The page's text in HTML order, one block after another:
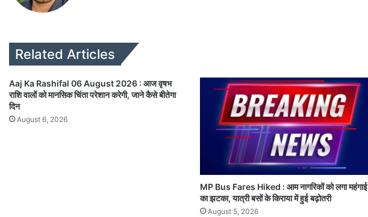
Related Articles
Aaj Ka Rashifal 06 August 2026 : आज वृषभ
राशि वालों को मानसिक चिंता परेशान करेगी, जाने कैसे बीतेगा
दिन
August 6, 2026
MP Bus Fares Hiked : आम नागरिकों को लगा महंगाई
का झटका, यात्री बसों के किराया में हुई बढ़ोतरी
August 5, 2026